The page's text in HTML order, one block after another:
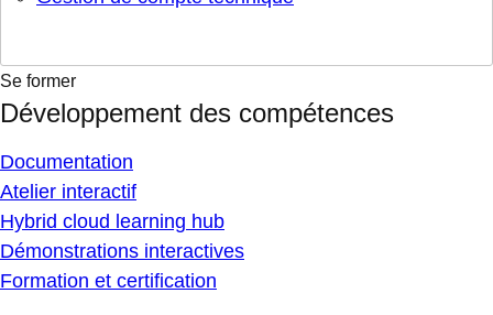
Se former
Développement des compétences
Documentation
Atelier interactif
Hybrid cloud learning hub
Démonstrations interactives
Formation et certification